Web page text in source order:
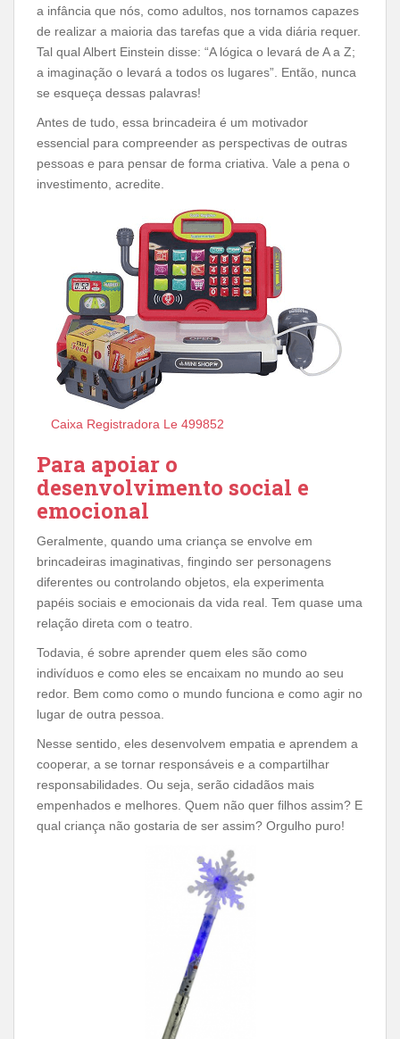
a infância que nós, como adultos, nos tornamos capazes
de realizar a maioria das tarefas que a vida diária requer.
Tal qual Albert Einstein disse: “A lógica o levará de A a Z;
a imaginação o levará a todos os lugares”. Então, nunca
se esqueça dessas palavras!
Antes de tudo, essa brincadeira é um motivador
essencial para compreender as perspectivas de outras
pessoas e para pensar de forma criativa. Vale a pena o
investimento, acredite.
Caixa Registradora Le 499852
Para apoiar o
desenvolvimento social e
emocional
Geralmente, quando uma criança se envolve em
brincadeiras imaginativas, fingindo ser personagens
diferentes ou controlando objetos, ela experimenta
papéis sociais e emocionais da vida real. Tem quase uma
relação direta com o teatro.
Todavia, é sobre aprender quem eles são como
indivíduos e como eles se encaixam no mundo ao seu
redor. Bem como como o mundo funciona e como agir no
lugar de outra pessoa.
Nesse sentido, eles desenvolvem empatia e aprendem a
cooperar, a se tornar responsáveis ​​e a compartilhar
responsabilidades. Ou seja, serão cidadãos mais
empenhados e melhores. Quem não quer filhos assim? E
qual criança não gostaria de ser assim? Orgulho puro!